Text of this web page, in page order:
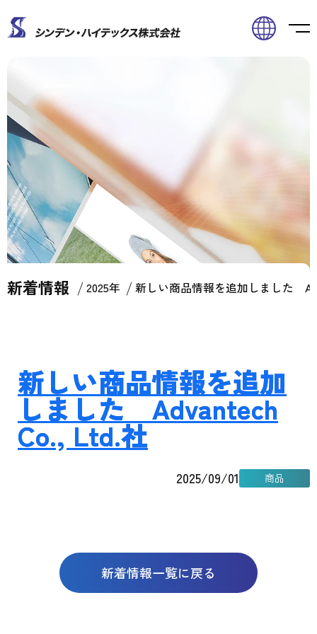
新着情報 Home
新着情報
2025年 新しい商品情報を追加しました
新しい商品情報を追加
しました Advantech
Co., Ltd.社
2025/09/01 商品
新着情報一覧に戻る